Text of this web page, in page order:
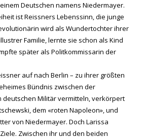
Deutschen namens Niedermayer.
ist Reissners Lebenssinn, die junge
wird als Wundertochter ihrer
Familie, lernte sie schon als Kind
später als Politkommissarin der
auf nach Berlin – zu ihrer größten
Bündnis zwischen der
deutschen Militär vermitteln, verkörpert
dem «roten Napoleon», und
von Niedermayer. Doch Larissa
Zwischen ihr und den beiden